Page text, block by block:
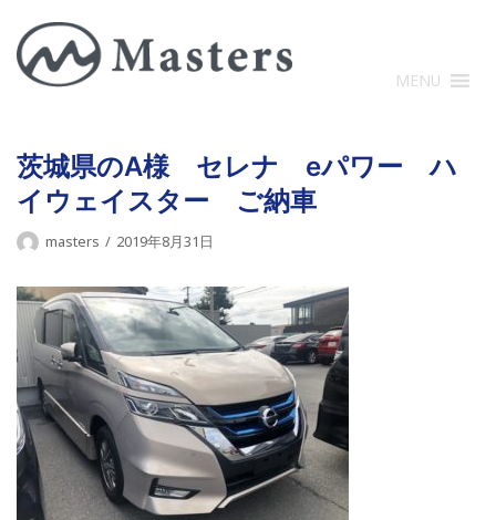
コ
ン
テ
に
ス
キ
ッ
MENU
茨城県のA様 セレナ eパワー ハ
イウェイスター ご納車
masters 2019年8月31日